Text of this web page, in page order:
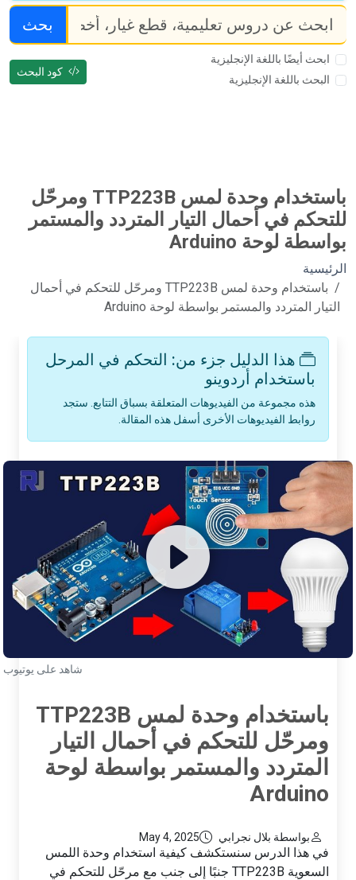
بحث
ابحث أيضًا باللغة الإنجليزية
البحث باللغة الإنجليزية
كود البحث
باستخدام وحدة لمس TTP223B ومرحّل
للتحكم في أحمال التيار المتردد والمستمر
بواسطة لوحة Arduino
الرئيسية
باستخدام وحدة لمس TTP223B ومرحّل للتحكم في أحمال
التيار المتردد والمستمر بواسطة لوحة Arduino
هذا الدليل جزء من: التحكم في المرحل
باستخدام أردوينو
هذه مجموعة من الفيديوهات المتعلقة بسباق التتابع. ستجد
روابط الفيديوهات الأخرى أسفل هذه المقالة.
شاهد على يوتيوب
باستخدام وحدة لمس TTP223B
ومرحّل للتحكم في أحمال التيار
المتردد والمستمر بواسطة لوحة
Arduino
بواسطة بلال نجرابي May 4, 2025
في هذا الدرس سنستكشف كيفية استخدام وحدة اللمس
السعوية TTP223B جنبًا إلى جنب مع مرحّل للتحكم في